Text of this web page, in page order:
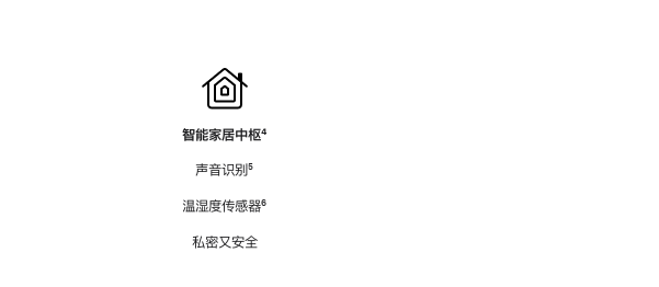
智能家居中枢脚
⁴
声音识别脚
⁵
温湿度传感器脚
⁶
私密又安全